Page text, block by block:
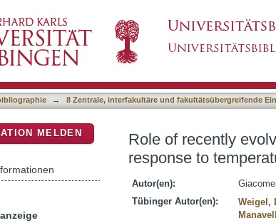
recently evolved miRNA regulation of
→ 8 Zentrale, interfakultäre und fakultätsübergreifende
Role of recently
response to
Autor(en):
Tübinger Autor(en):
Weigel,
MELDEN